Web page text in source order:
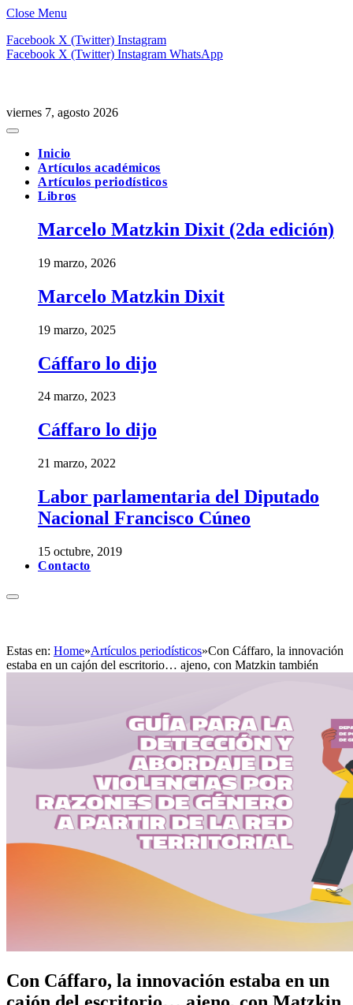
Close Menu
Facebook X (Twitter) Instagram
Facebook X (Twitter) Instagram WhatsApp
viernes 7, agosto 2026
Inicio
Artículos académicos
Artículos periodísticos
Libros
Marcelo Matzkin Dixit (2da edición)
19 marzo, 2026
Marcelo Matzkin Dixit
19 marzo, 2025
Cáffaro lo dijo
24 marzo, 2023
Cáffaro lo dijo
21 marzo, 2022
Labor parlamentaria del Diputado
Nacional Francisco Cúneo
15 octubre, 2019
Contacto
Estas en: Home»Artículos periodísticos»Con Cáffaro, la innovación
estaba en un cajón del escritorio… ajeno, con Matzkin también
Con Cáffaro, la innovación estaba en un